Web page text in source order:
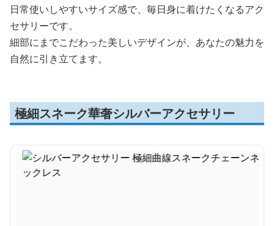
日常使いしやすいサイズ感で、毎日身に着けたくなるアク
セサリーです。
細部にまでこだわった美しいデザインが、あなたの魅力を
自然に引き立てます。
極細スネーク華奢シルバーアクセサリー